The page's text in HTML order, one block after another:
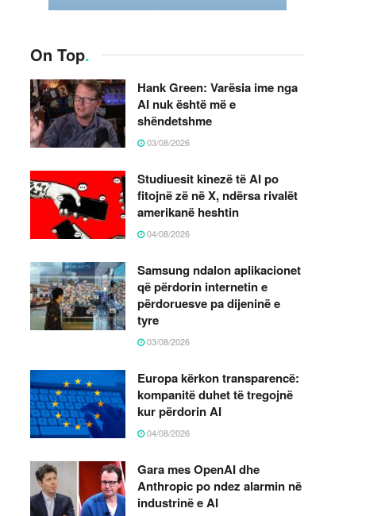
On Top.
Hank Green: Varësia ime nga
AI nuk është më e
shëndetshme
03/08/2026
Studiuesit kinezë të AI po
fitojnë zë në X, ndërsa rivalët
amerikanë heshtin
04/08/2026
Samsung ndalon aplikacionet
që përdorin internetin e
përdoruesve pa dijeninë e
tyre
03/08/2026
Europa kërkon transparencë:
kompanitë duhet të tregojnë
kur përdorin AI
04/08/2026
Gara mes OpenAI dhe
Anthropic po ndez alarmin në
industrinë e AI